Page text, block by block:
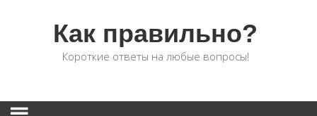
Как правильно?
Короткие ответы на любые вопросы!